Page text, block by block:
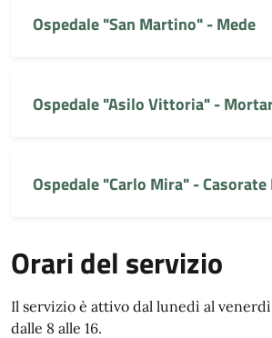
Ospedale "San Martino" - Mede
Ospedale "Asilo Vittoria" -
Ospedale "Carlo Mira" -
Orari del servizio
Il servizio è attivo dal lunedì al
dalle 8 alle 16.